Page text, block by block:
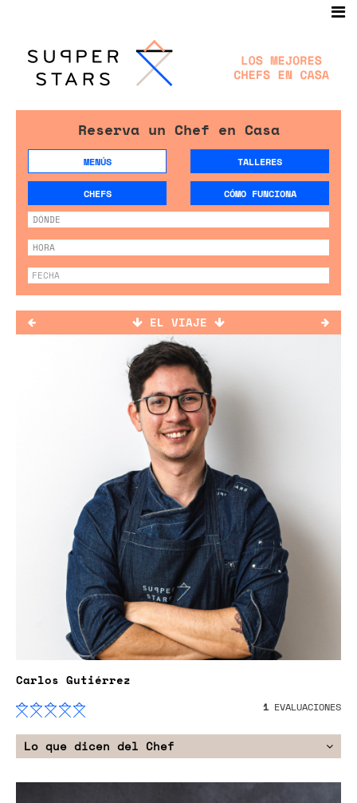
Reserva un Chef en Casa
MENÚS TALLERES
CHEFS CÓMO FUNCIONA
EL VIAJE
Carlos Gutiérrez
1 EVALUACIONES
Lo que dicen del Chef